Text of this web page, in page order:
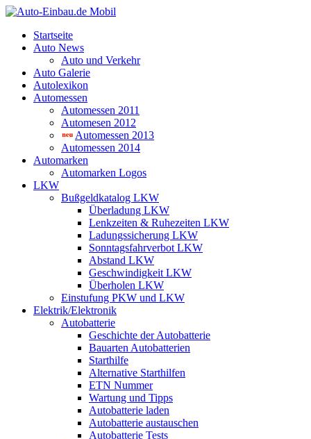
Startseite
Auto News
Auto und Verkehr
Auto Galerie
Autolexikon
Automessen
Automessen 2011
Automesen 2012
Automessen 2013
Automessen 2014
Automarken
Automarken Logos
LKW
Bußgeldkatalog LKW
Überladung LKW
Lenkzeiten & Ruhezeiten LKW
Ladungssicherung LKW
Sonntagsfahrverbot LKW
Abstand LKW
Geschwindigkeit LKW
Überholen LKW
Einstufung PKW und LKW
Elektrik/Elektronik
Autobatterie
Geschichte der Autobatterie
Bauarten Autobatterien
Starthilfe
Alternative Starthilfen
ETN Nummer
Wartung und Tipps
Autobatterie laden
Autobatterie austauschen
Autobatterie Tests